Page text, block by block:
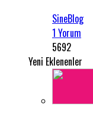
SineBlog
1 Yorum
5692
Yeni Eklenenler